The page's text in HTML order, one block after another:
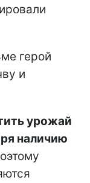
герой
и
урожай
наличию